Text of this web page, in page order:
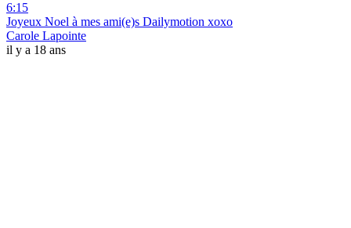
6:15
Joyeux Noel à mes ami(e)s Dailymotion xoxo
Carole Lapointe
il y a 18 ans